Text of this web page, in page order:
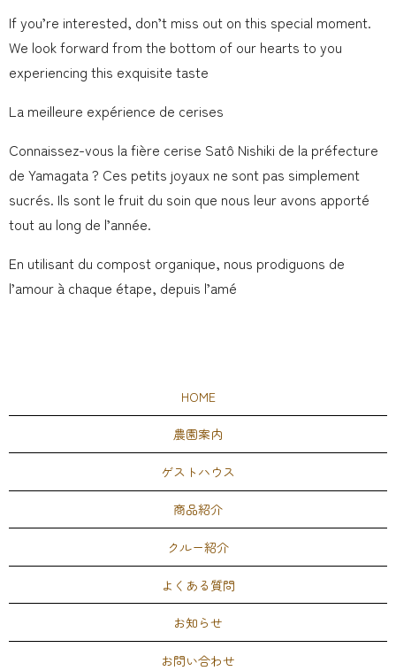
If you’re interested, don’t miss out on this special moment.
We look forward from the bottom of our hearts to you
experiencing this exquisite taste
La meilleure expérience de cerises
Connaissez-vous la fière cerise Satô Nishiki de la préfecture
de Yamagata ? Ces petits joyaux ne sont pas simplement
sucrés. Ils sont le fruit du soin que nous leur avons apporté
tout au long de l’année.
En utilisant du compost organique, nous prodiguons de
l’amour à chaque étape, depuis l’amé
HOME
農園案内
ゲストハウス
商品紹介
クルー紹介
よくある質問
お知らせ
お問い合わせ